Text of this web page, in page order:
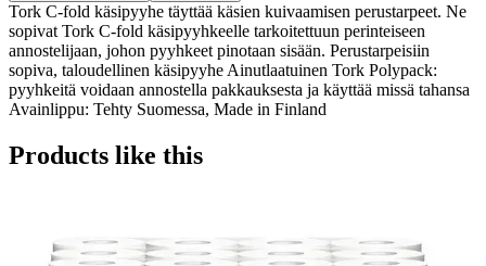
Tork C-fold käsipyyhe täyttää käsien kuivaamisen perustarpeet. Ne
sopivat Tork C-fold käsipyyhkeelle tarkoitettuun perinteiseen
annostelijaan, johon pyyhkeet pinotaan sisään. Perustarpeisiin
sopiva, taloudellinen käsipyyhe Ainutlaatuinen Tork Polypack:
pyyhkeitä voidaan annostella pakkauksesta ja käyttää missä tahansa
Avainlippu: Tehty Suomessa, Made in Finland
Products like this